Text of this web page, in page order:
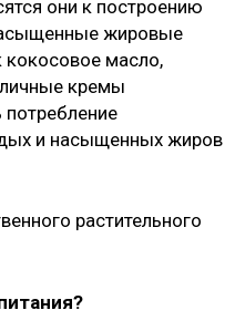
они к построению
жировые
кокосовое масло,
кремы
потребление
и насыщенных
растительного